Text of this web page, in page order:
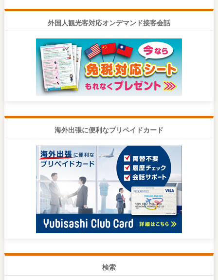
外国人観光客対応オンデマンド接客会話
海外出張に便利なプリペイドカード
検索